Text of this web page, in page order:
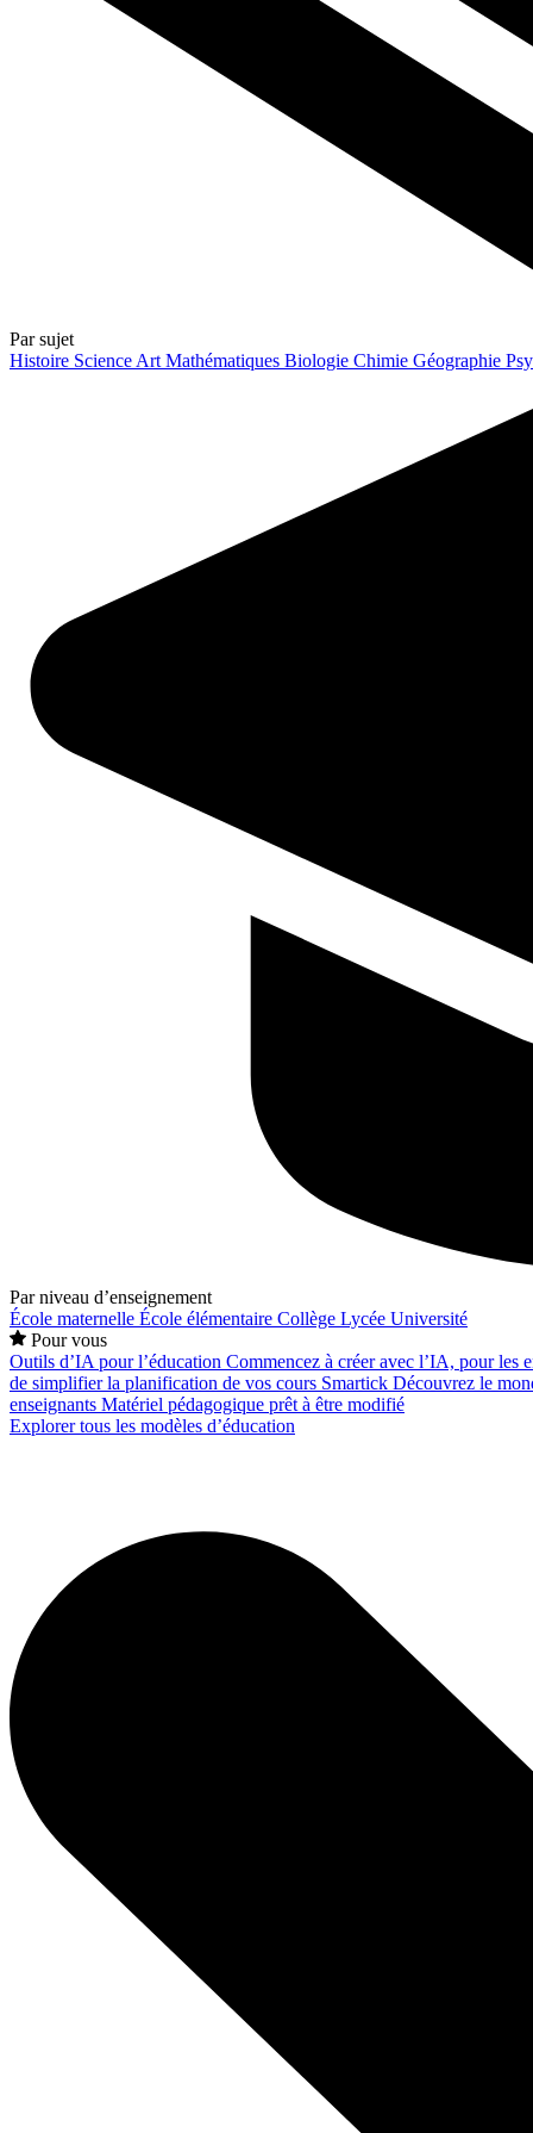
Par sujet
Histoire Science Art Mathématiques Biologie Chimie Géographie
Par niveau d’enseignement
École maternelle École élémentaire Collège Lycée Université
Pour vous
Outils d’IA pour l’éducation Commencez à créer avec l’IA, pour les
de simplifier la planification de vos cours Smartick Découvrez le
enseignants Matériel pédagogique prêt à être modifié
Explorer tous les modèles d’éducation